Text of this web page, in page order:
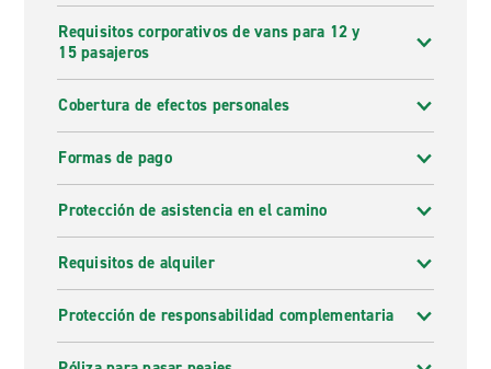
Requisitos corporativos de vans para 12 y
15 pasajeros
Cobertura de efectos personales
Formas de pago
Protección de asistencia en el camino
Requisitos de alquiler
Protección de responsabilidad complementaria